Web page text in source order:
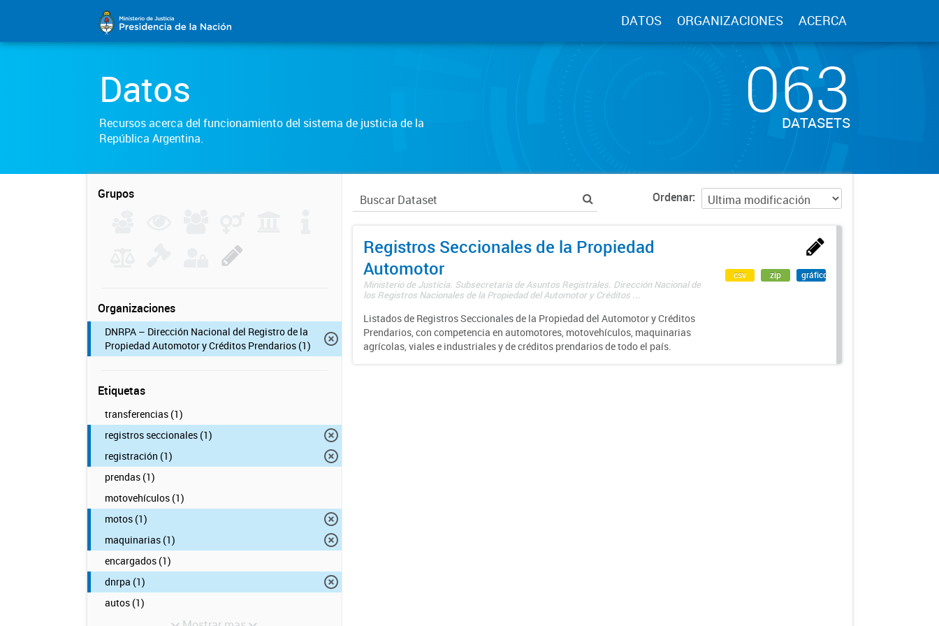
DATOS ORGANIZACIONES ACERCA
Datos
Recursos acerca del funcionamiento del sistema de justicia de la
República Argentina.
063
DATASETS
Grupos
Organizaciones
DNRPA – Dirección Nacional del Registro de la
Propiedad Automotor y Créditos Prendarios (1)
Etiquetas
transferencias (1)
registros seccionales (1)
registración (1)
prendas (1)
motovehículos (1)
motos (1)
maquinarias (1)
encargados (1)
dnrpa (1)
autos (1)
Ordenar
Registros Seccionales de la Propiedad
Automotor
Ministerio de Justicia. Subsecretaría de Asuntos Registrales. Dirección Nacional de
los Registros Nacionales de la Propiedad del Automotor y Créditos ...
Listados de Registros Seccionales de la Propiedad del Automotor y Créditos
Prendarios, con competencia en automotores, motovehículos, maquinarias
agrícolas, viales e industriales y de créditos prendarios de todo el país.
csv zip gráfico